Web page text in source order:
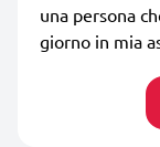
una persona
giorno in mia